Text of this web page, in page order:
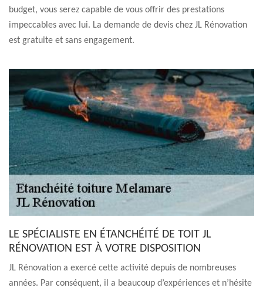
budget, vous serez capable de vous offrir des prestations
impeccables avec lui. La demande de devis chez JL Rénovation
est gratuite et sans engagement.
LE SPÉCIALISTE EN ÉTANCHÉITÉ DE TOIT JL
RÉNOVATION EST À VOTRE DISPOSITION
JL Rénovation a exercé cette activité depuis de nombreuses
années. Par conséquent, il a beaucoup d’expériences et n’hésite